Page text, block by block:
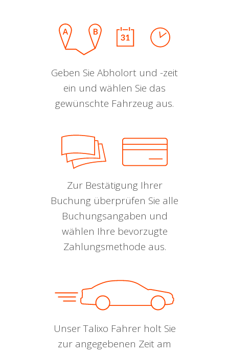
Geben Sie Abholort und -zeit
ein und wählen Sie das
gewünschte Fahrzeug aus.
Zur Bestätigung Ihrer
Buchung überprüfen Sie alle
Buchungsangaben und
wählen Ihre bevorzugte
Zahlungsmethode aus.
Unser Talixo Fahrer holt Sie
zur angegebenen Zeit am